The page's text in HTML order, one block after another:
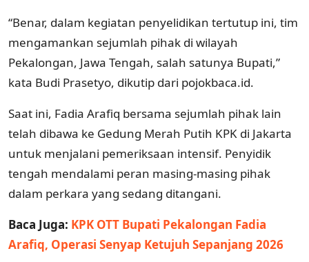
“Benar, dalam kegiatan penyelidikan tertutup ini, tim
mengamankan sejumlah pihak di wilayah
Pekalongan, Jawa Tengah, salah satunya Bupati,”
kata Budi Prasetyo, dikutip dari pojokbaca.id.
Saat ini, Fadia Arafiq bersama sejumlah pihak lain
telah dibawa ke Gedung Merah Putih KPK di Jakarta
untuk menjalani pemeriksaan intensif. Penyidik
tengah mendalami peran masing-masing pihak
dalam perkara yang sedang ditangani.
Baca Juga: KPK OTT Bupati Pekalongan Fadia
Arafiq, Operasi Senyap Ketujuh Sepanjang 2026